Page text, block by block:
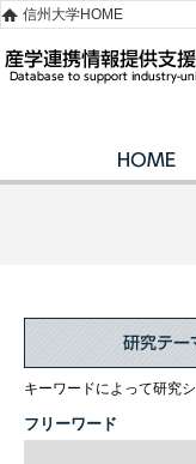
信州大学HOME
キーワードによって研究
フリーワード